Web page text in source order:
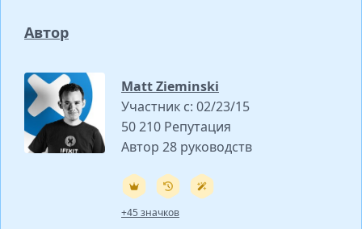
Автор
Matt Zieminski
Участник с: 02/23/15
50 210 Репутация
Автор 28 руководств
+45 значков